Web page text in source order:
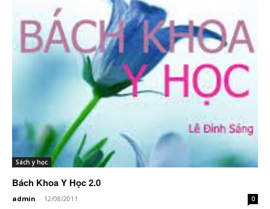
Sách y học
Bách Khoa Y Học 2.0
admin - 12/08/2011 0